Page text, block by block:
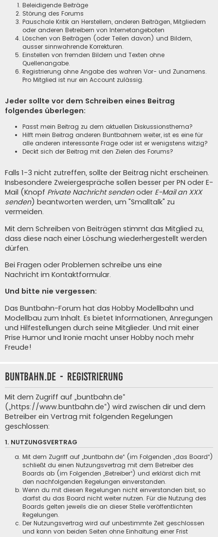
Beleidigende Beiträge
Störung des Forums
Pauschale Kritik an Herstellern, anderen Beiträgen, Mitgliedern
oder anderen Betreibern von Internetangeboten
Löschen von Beiträgen (oder Teilen davon) und Bildern,
ausser sinnwahrende Korrekturen.
Einstellen von fremden Bildern und Texten ohne
Quellenangabe.
Registrierung ohne Angabe des wahren Vor- und Zunamens.
Pro Mitglied ist nur ein Account zulässig.
Jeder sollte vor dem Schreiben eines Beitrag
folgendes überlegen:
Passt mein Beitrag zu dem aktuellen Diskussionsthema?
Hilft mein Beitrag anderen Buntbahnern weiter, ist es eine für
alle anderen interessante Frage oder ist er wenigstens witzig?
Deckt sich der Beitrag mit den Zielen des Forums?
Falls 1-3 nicht zutreffen, sollte der Beitrag nicht erscheinen.
Insbesondere Zweiergespräche sollen besser per PN oder E-
Mail (Knopf Private Nachricht sendenoder E-Mail an XXX
senden) beantworten werden, um "Smalltalk" zu
vermeiden.
Mit dem Schreiben von Beiträgen stimmt das Mitglied zu,
dass diese nach einer Löschung wiederhergestellt werden
dürfen.
Bei Fragen oder Problemen schreibe uns eine
Nachricht im Kontaktformular.
Und bitte nie vergessen:
Das Buntbahn-Forum hat das Hobby Modellbahn und
Modellbau zum Inhalt. Es bietet Informationen, Anregungen
und Hilfestellungen durch seine Mitglieder. Und mit einer
Prise Humor und Ironie macht unser Hobby noch mehr
Freude!
buntbahn.de - Registrierung
Mit dem Zugriff auf „buntbahn.de“
(„https://www.buntbahn.de“) wird zwischen dir und dem
Betreiber ein Vertrag mit folgenden Regelungen
geschlossen:
1. NUTZUNGSVERTRAG
Mit dem Zugriff auf „buntbahn.de“ (im Folgenden „das Board“)
schließt du einen Nutzungsvertrag mit dem Betreiber des
Boards ab (im Folgenden „Betreiber“) und erklärst dich mit
den nachfolgenden Regelungen einverstanden.
Wenn du mit diesen Regelungen nicht einverstanden bist, so
darfst du das Board nicht weiter nutzen. Für die Nutzung des
Boards gelten jeweils die an dieser Stelle veröffentlichten
Regelungen.
Der Nutzungsvertrag wird auf unbestimmte Zeit geschlossen
und kann von beiden Seiten ohne Einhaltung einer Frist